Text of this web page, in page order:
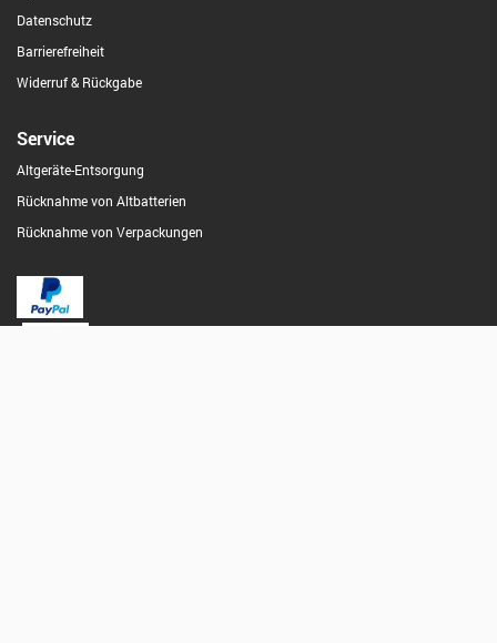
Datenschutz
Barrierefreiheit
Widerruf & Rückgabe
Service
Altgeräte-Entsorgung
Rücknahme von Altbatterien
Rücknahme von Verpackungen